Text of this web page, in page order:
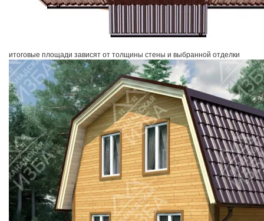
итоговые площади зависят от толщины стены и выбранной отделки